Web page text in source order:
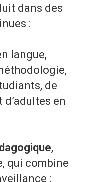
dans des
:
langue,
de
en
,
qui combine
;